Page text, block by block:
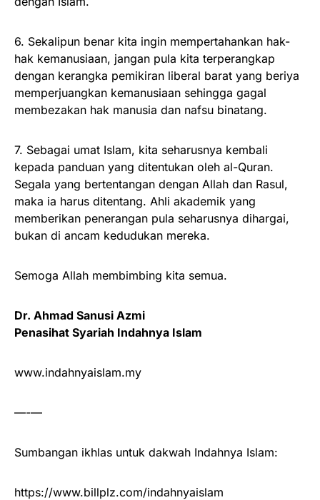
6. Sekalipun benar kita ingin mempertahankan hak-
hak kemanusiaan, jangan pula kita terperangkap
dengan kerangka pemikiran liberal barat yang beriya
memperjuangkan kemanusiaan sehingga gagal
membezakan hak manusia dan nafsu binatang.
7. Sebagai umat Islam, kita seharusnya kembali
kepada panduan yang ditentukan oleh al-Quran.
Segala yang bertentangan dengan Allah dan Rasul,
maka ia harus ditentang. Ahli akademik yang
memberikan penerangan pula seharusnya dihargai,
bukan di ancam kedudukan mereka.
Semoga Allah membimbing kita semua.
Dr. Ahmad Sanusi Azmi
Penasihat Syariah Indahnya Islam
www.indahnyaislam.my
—-—
Sumbangan ikhlas untuk dakwah Indahnya Islam:
https://www.billplz.com/indahnyaislam